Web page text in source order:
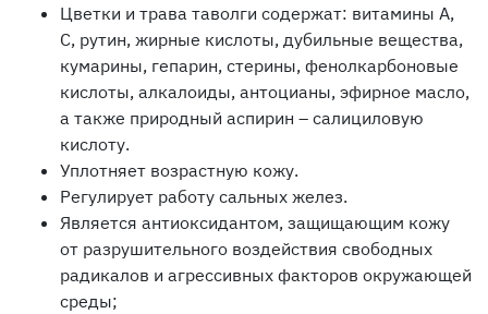
Цветки и трава таволги содержат: витамины А,
С, рутин, жирные кислоты, дубильные вещества,
кумарины, гепарин, стерины, фенолкарбоновые
кислоты, алкалоиды, антоцианы, эфирное масло,
а также природный аспирин – салициловую
кислоту.
Уплотняет возрастную кожу.
Регулирует работу сальных желез.
Является антиоксидантом, защищающим кожу
от разрушительного воздействия свободных
радикалов и агрессивных факторов окружающей
среды;